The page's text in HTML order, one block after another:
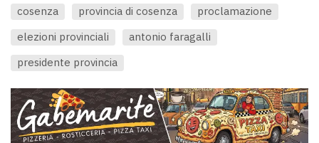
cosenza provincia di cosenza
proclamazione
elezioni provinciali
antonio faragalli
presidente provincia